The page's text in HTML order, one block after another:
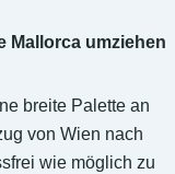
Mallorca umziehen
breite Palette an
von Wien nach
wie möglich zu